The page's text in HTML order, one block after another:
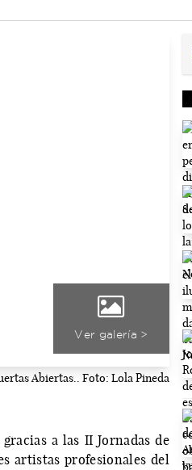
Ver galería >
Abiertas.. Foto: Lola Pineda
a las II Jornadas de
artistas profesionales del